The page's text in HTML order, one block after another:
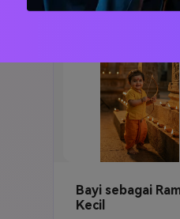
Bayi sebagai
Kecil